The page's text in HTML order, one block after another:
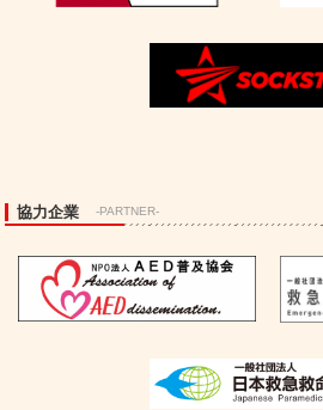
協力企業 -PARTNER-